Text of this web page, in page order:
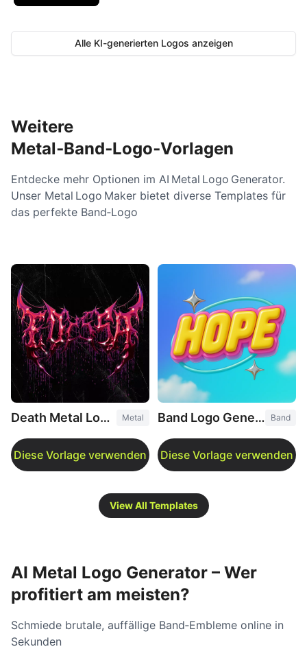
Alle KI-generierten Logos anzeigen
Weitere
Metal‑Band‑Logo‑Vorlagen
Entdecke mehr Optionen im AI Metal Logo Generator.
Unser Metal Logo Maker bietet diverse Templates für
das perfekte Band‑Logo
Death Metal Logo Generator Metal Band Logo Generator Band
View All Templates
AI Metal Logo Generator – Wer
profitiert am meisten?
Schmiede brutale, auffällige Band‑Embleme online in
Sekunden